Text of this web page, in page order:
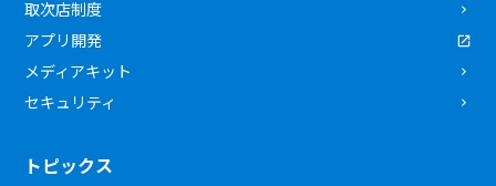
取次店制度
アプリ開発
メディアキット
セキュリティ
トピックス